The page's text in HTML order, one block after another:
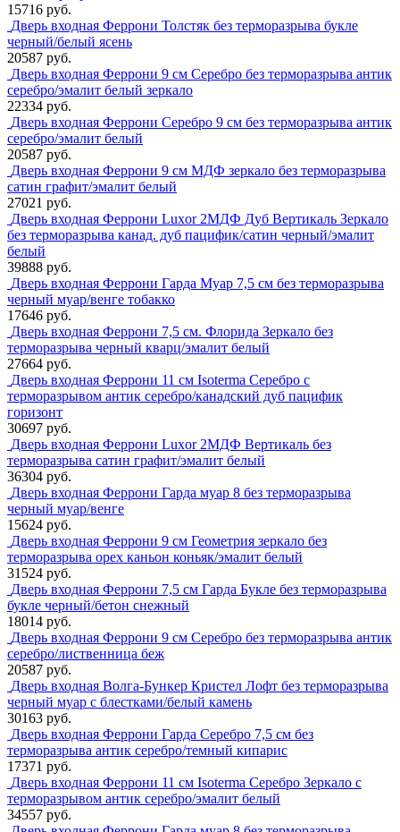
15716 руб.
Дверь входная Феррони Толстяк без терморазрыва букле
черный/белый ясень
20587 руб.
Дверь входная Феррони 9 см Серебро без терморазрыва антик
серебро/эмалит белый зеркало
22334 руб.
Дверь входная Феррони Серебро 9 см без терморазрыва антик
серебро/эмалит белый
20587 руб.
Дверь входная Феррони 9 см МДФ зеркало без терморазрыва
сатин графит/эмалит белый
27021 руб.
Дверь входная Феррони Luxor 2МДФ Дуб Вертикаль Зеркало
без терморазрыва канад. дуб пацифик/сатин черный/эмалит
белый
39888 руб.
Дверь входная Феррони Гарда Муар 7,5 см без терморазрыва
черный муар/венге тобакко
17646 руб.
Дверь входная Феррони 7,5 см. Флорида Зеркало без
терморазрыва черный кварц/эмалит белый
27664 руб.
Дверь входная Феррони 11 см Isoterma Серебро с
терморазрывом антик серебро/канадский дуб пацифик
горизонт
30697 руб.
Дверь входная Феррони Luxor 2МДФ Вертикаль без
терморазрыва сатин графит/эмалит белый
36304 руб.
Дверь входная Феррони Гарда муар 8 без терморазрыва
черный муар/венге
15624 руб.
Дверь входная Феррони 9 см Геометрия зеркало без
терморазрыва орех каньон коньяк/эмалит белый
31524 руб.
Дверь входная Феррони 7,5 см Гарда Букле без терморазрыва
букле черный/бетон снежный
18014 руб.
Дверь входная Феррони 9 см Серебро без терморазрыва антик
серебро/лиственница беж
20587 руб.
Дверь входная Волга-Бункер Кристел Лофт без терморазрыва
черный муар с блестками/белый камень
30163 руб.
Дверь входная Феррони Гарда Серебро 7,5 см без
терморазрыва антик серебро/темный кипарис
17371 руб.
Дверь входная Феррони 11 см Isoterma Серебро Зеркало с
терморазрывом антик серебро/эмалит белый
34557 руб.